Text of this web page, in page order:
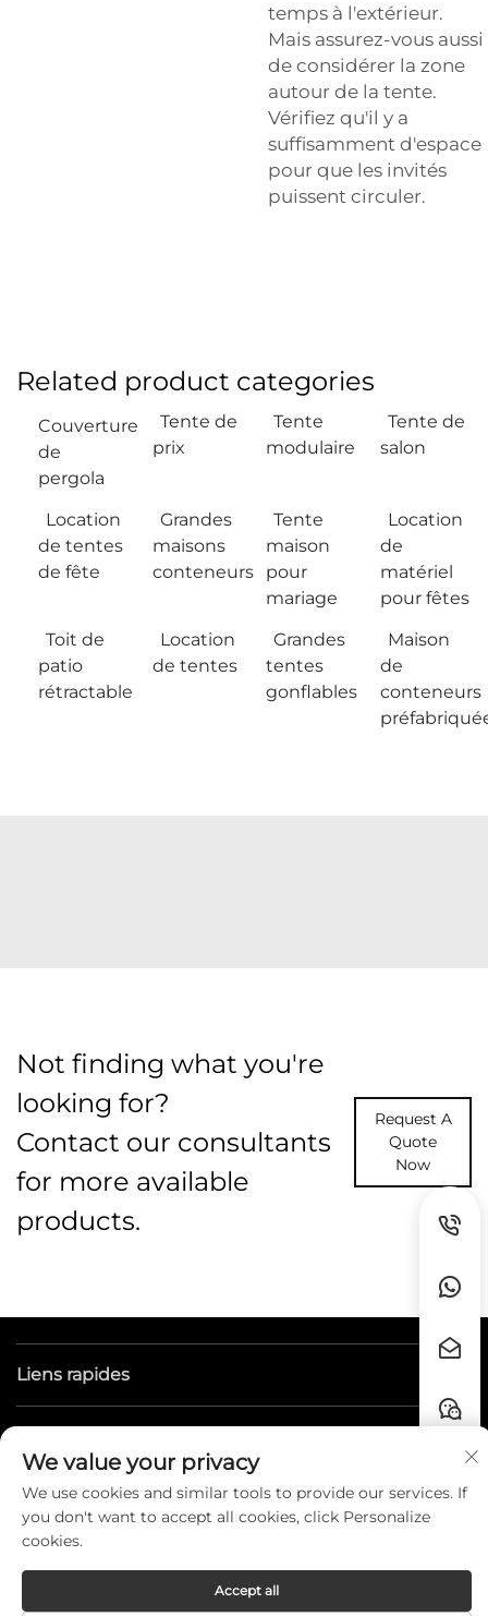
temps à l'extérieur.
Mais assurez-vous aussi
de considérer la zone
autour de la tente.
Vérifiez qu'il y a
suffisamment d'espace
pour que les invités
puissent circuler.
Related product categories
Couverture
de
pergola
Tente de
prix
Tente
modulaire
Tente de
salon
Location
de tentes
de fête
Grandes
maisons
conteneurs
Tente
maison
pour
mariage
Location
de
matériel
pour fêtes
Toit de
patio
rétractable
Location
de tentes
Grandes
tentes
gonflables
Maison
de
conteneurs
Not finding what you're
looking for?
Contact our consultants
for more available
products.
Request A
Quote
Now
Liens rapides
Copyright © Guangzhou HZW Enterprise
Co.,Ltd. All Rights Reserved. -
We value your privacy
We use cookies and similar tools to provide our services. If
you don't want to accept all cookies, click Personalize
cookies.
Accept all